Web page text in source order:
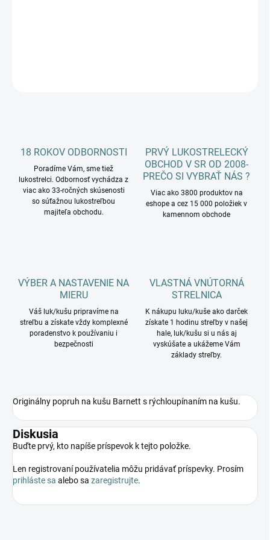
18 ROKOV ODBORNOSTI
Poradíme Vám, sme tiež
lukostrelci. Odbornosť vychádza z
viac ako 33-ročných skúsenosti
so súťažnou lukostreľbou
majiteľa obchodu.
PRVÝ LUKOSTRELECKÝ
OBCHOD V SR OD 2008-
PREČO SI VYBRAŤ NÁS ?
Viac ako 3800 produktov na
eshope a cez 15 000 položiek v
kamennom obchode
VÝBER A NASTAVENIE NA
MIERU
Váš luk/kušu pripravíme na
streľbu a získate vždy komplexné
poradenstvo k používaniu i
bezpečnosti
VLASTNÁ VNÚTORNÁ
STRELNICA
K nákupu luku/kuše ako darček
získate 1 hodinu streľby v našej
hale, luk/kušu si u nás aj
vyskúšate a ukážeme Vám
základy streľby.
Originálny popruh na kušu Barnett s rýchloupínaním na kušu.
Diskusia
Buďte prvý, kto napíše príspevok k tejto položke.
Len registrovaní používatelia môžu pridávať príspevky. Prosím
prihláste sa alebo sa zaregistrujte.